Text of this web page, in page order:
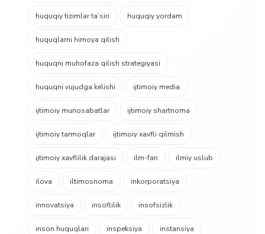
huquqiy tizimlar taʼsiri huquqiy yordam
huquqlarni himoya qilish
huquqni muhofaza qilish strategiyasi
huquqni vujudga kelishi ijtimoiy media
ijtimoiy munosabatlar ijtimoiy shartnoma
ijtimoiy tarmoqlar ijtimoiy xavfli qilmish
ijtimoiy xavflilik darajasi ilm-fan ilmiy uslub
ilova iltimosnoma inkorporatsiya
innovatsiya insoflilik insofsizlik
inson huquqlari inspeksiya instansiya